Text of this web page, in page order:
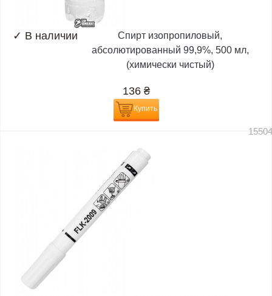
✓ В наличии
Спирт изопропиловый,
абсолютированный 99,9%, 500 мл,
(химически чистый)
136 ₴
Купить